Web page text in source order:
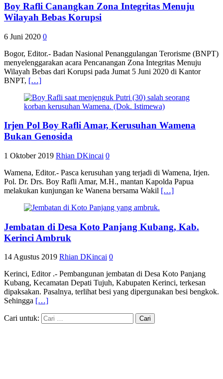
Boy Rafli Canangkan Zona Integritas Menuju
Wilayah Bebas Korupsi
6 Juni 2020 0
Bogor, Editor.- Badan Nasional Penanggulangan Terorisme (BNPT)
menyelenggarakan acara Pencanangan Zona Integritas Menuju
Wilayah Bebas dari Korupsi pada Jumat 5 Juni 2020 di Kantor
BNPT, […]
Irjen Pol Boy Rafli Amar, Kerusuhan Wamena
Bukan Genosida
1 Oktober 2019 Rhian DKincai 0
Wamena, Editor.- Pasca kerusuhan yang terjadi di Wamena, Irjen.
Pol. Dr. Drs. Boy Rafli Amar, M.H., mantan Kapolda Papua
melakukan kunjungan ke Wanena bersama Wakil […]
Jembatan di Desa Koto Panjang Kubang, Kab.
Kerinci Ambruk
14 Agustus 2019 Rhian DKincai 0
Kerinci, Editor .- Pembangunan jembatan di Desa Koto Panjang
Kubang, Kecamatan Depati Tujuh, Kabupaten Kerinci, terkesan
dipaksakan. Pasalnya, terlihat besi yang dipergunakan besi bengkok.
Sehingga […]
Cari untuk: